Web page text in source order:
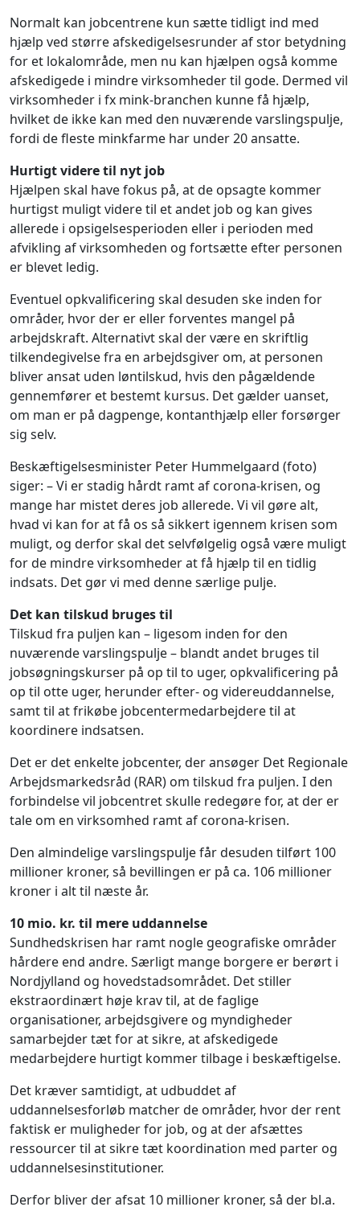
Normalt kan jobcentrene kun sætte tidligt ind med
hjælp ved større afskedigelsesrunder af stor betydning
for et lokalområde, men nu kan hjælpen også komme
afskedigede i mindre virksomheder til gode. Dermed vil
virksomheder i fx mink-branchen kunne få hjælp,
hvilket de ikke kan med den nuværende varslingspulje,
fordi de fleste minkfarme har under 20 ansatte.
Hurtigt videre til nyt job
Hjælpen skal have fokus på, at de opsagte kommer
hurtigst muligt videre til et andet job og kan gives
allerede i opsigelsesperioden eller i perioden med
afvikling af virksomheden og fortsætte efter personen
er blevet ledig.
Eventuel opkvalificering skal desuden ske inden for
områder, hvor der er eller forventes mangel på
arbejdskraft. Alternativt skal der være en skriftlig
tilkendegivelse fra en arbejdsgiver om, at personen
bliver ansat uden løntilskud, hvis den pågældende
gennemfører et bestemt kursus. Det gælder uanset,
om man er på dagpenge, kontanthjælp eller forsørger
sig selv.
Beskæftigelsesminister Peter Hummelgaard (foto)
siger: – Vi er stadig hårdt ramt af corona-krisen, og
mange har mistet deres job allerede. Vi vil gøre alt,
hvad vi kan for at få os så sikkert igennem krisen som
muligt, og derfor skal det selvfølgelig også være muligt
for de mindre virksomheder at få hjælp til en tidlig
indsats. Det gør vi med denne særlige pulje.
Det kan tilskud bruges til
Tilskud fra puljen kan – ligesom inden for den
nuværende varslingspulje – blandt andet bruges til
jobsøgningskurser på op til to uger, opkvalificering på
op til otte uger, herunder efter- og videreuddannelse,
samt til at frikøbe jobcentermedarbejdere til at
koordinere indsatsen.
Det er det enkelte jobcenter, der ansøger Det Regionale
Arbejdsmarkedsråd (RAR) om tilskud fra puljen. I den
forbindelse vil jobcentret skulle redegøre for, at der er
tale om en virksomhed ramt af corona-krisen.
Den almindelige varslingspulje får desuden tilført 100
millioner kroner, så bevillingen er på ca. 106 millioner
kroner i alt til næste år.
10 mio. kr. til mere uddannelse
Sundhedskrisen har ramt nogle geografiske områder
hårdere end andre. Særligt mange borgere er berørt i
Nordjylland og hovedstadsområdet. Det stiller
ekstraordinært høje krav til, at de faglige
organisationer, arbejdsgivere og myndigheder
samarbejder tæt for at sikre, at afskedigede
medarbejdere hurtigt kommer tilbage i beskæftigelse.
Det kræver samtidigt, at udbuddet af
uddannelsesforløb matcher de områder, hvor der rent
faktisk er muligheder for job, og at der afsættes
ressourcer til at sikre tæt koordination med parter og
uddannelsesinstitutioner.
Derfor bliver der afsat 10 millioner kroner, så der bl.a.